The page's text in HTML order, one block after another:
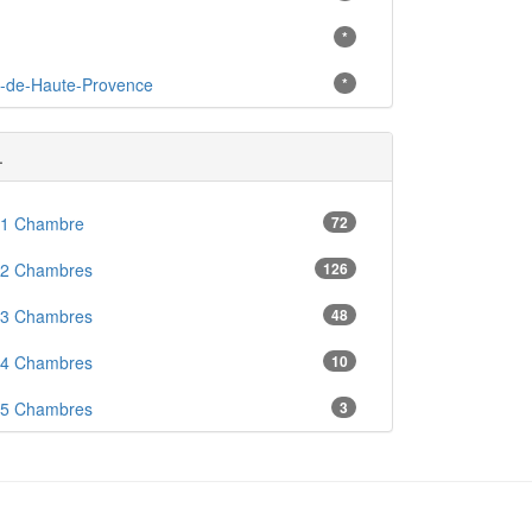
*
de-Haute-Provence *
Chambre 72
Chambres 126
Chambres 48
Chambres 10
Chambres 3